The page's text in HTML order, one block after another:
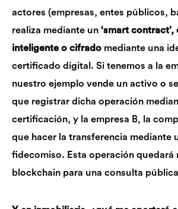
actores (empresas, entes públicos,
realiza mediante un ‘smart
inteligente o cifrado mediante una
certificado digital. Si tenemos a la
nuestro ejemplo vende un activo o
que registrar dicha operación
certificación, y la empresa B, la
que hacer la transferencia mediante
fidecomiso. Esta operación quedará
blockchain para una consulta